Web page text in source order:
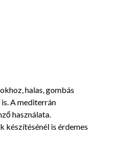
halas, gombás
A mediterrán
használata.
készítésénél is érdemes